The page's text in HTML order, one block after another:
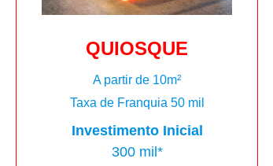
QUIOSQUE
A partir de 10m²
Taxa de Franquia 50 mil
Investimento Inicial
300 mil*